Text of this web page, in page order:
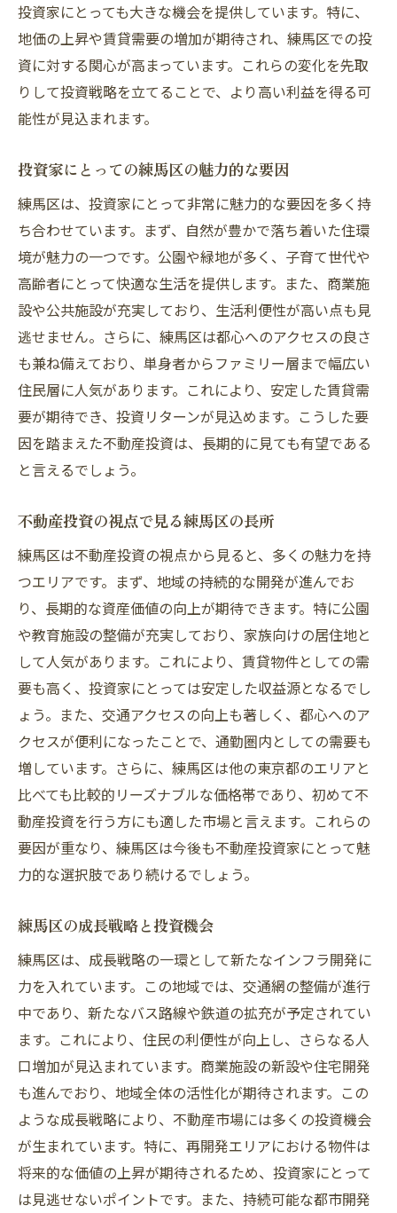
投資家にとっても大きな機会を提供しています。特に、
地価の上昇や賃貸需要の増加が期待され、練馬区での投
資に対する関心が高まっています。これらの変化を先取
りして投資戦略を立てることで、より高い利益を得る可
能性が見込まれます。
投資家にとっての練馬区の魅力的な要因
練馬区は、投資家にとって非常に魅力的な要因を多く持
ち合わせています。まず、自然が豊かで落ち着いた住環
境が魅力の一つです。公園や緑地が多く、子育て世代や
高齢者にとって快適な生活を提供します。また、商業施
設や公共施設が充実しており、生活利便性が高い点も見
逃せません。さらに、練馬区は都心へのアクセスの良さ
も兼ね備えており、単身者からファミリー層まで幅広い
住民層に人気があります。これにより、安定した賃貸需
要が期待でき、投資リターンが見込めます。こうした要
因を踏まえた不動産投資は、長期的に見ても有望である
と言えるでしょう。
不動産投資の視点で見る練馬区の長所
練馬区は不動産投資の視点から見ると、多くの魅力を持
つエリアです。まず、地域の持続的な開発が進んでお
り、長期的な資産価値の向上が期待できます。特に公園
や教育施設の整備が充実しており、家族向けの居住地と
して人気があります。これにより、賃貸物件としての需
要も高く、投資家にとっては安定した収益源となるでし
ょう。また、交通アクセスの向上も著しく、都心へのア
クセスが便利になったことで、通勤圏内としての需要も
増しています。さらに、練馬区は他の東京都のエリアと
比べても比較的リーズナブルな価格帯であり、初めて不
動産投資を行う方にも適した市場と言えます。これらの
要因が重なり、練馬区は今後も不動産投資家にとって魅
力的な選択肢であり続けるでしょう。
練馬区の成長戦略と投資機会
練馬区は、成長戦略の一環として新たなインフラ開発に
力を入れています。この地域では、交通網の整備が進行
中であり、新たなバス路線や鉄道の拡充が予定されてい
ます。これにより、住民の利便性が向上し、さらなる人
口増加が見込まれています。商業施設の新設や住宅開発
も進んでおり、地域全体の活性化が期待されます。この
ような成長戦略により、不動産市場には多くの投資機会
が生まれています。特に、再開発エリアにおける物件は
将来的な価値の上昇が期待されるため、投資家にとって
は見逃せないポイントです。また、持続可能な都市開発